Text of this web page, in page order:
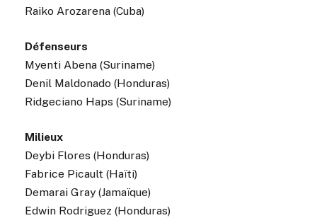
Raiko Arozarena (Cuba)
Défenseurs
Myenti Abena (Suriname)
Denil Maldonado (Honduras)
Ridgeciano Haps (Suriname)
Milieux
Deybi Flores (Honduras)
Fabrice Picault (Haïti)
Demarai Gray (Jamaïque)
Edwin Rodriguez (Honduras)